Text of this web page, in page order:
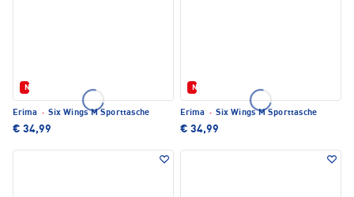
Neu
Erima · Six Wings M Sporttasche
€ 34,99
Neu
Erima · Six Wings M Sporttasche
€ 34,99